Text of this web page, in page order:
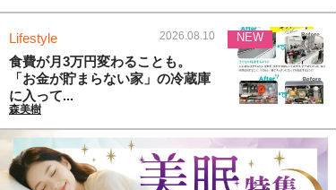
Lifestyle 2026.08.10
食費が月3万円変わることも。
「お金が貯まらない家」の冷蔵庫
に入って...
森美樹
NEW